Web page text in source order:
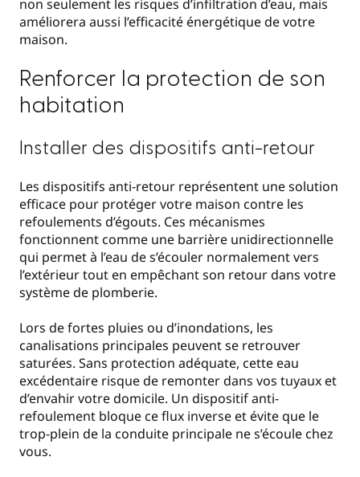
non seulement les risques d’infiltration d’eau, mais
améliorera aussi l’efficacité énergétique de votre
maison.
Renforcer la protection de son
habitation
Installer des dispositifs anti-retour
Les dispositifs anti-retour représentent une solution
efficace pour protéger votre maison contre les
refoulements d’égouts. Ces mécanismes
fonctionnent comme une barrière unidirectionnelle
qui permet à l’eau de s’écouler normalement vers
l’extérieur tout en empêchant son retour dans votre
système de plomberie.
Lors de fortes pluies ou d’inondations, les
canalisations principales peuvent se retrouver
saturées. Sans protection adéquate, cette eau
excédentaire risque de remonter dans vos tuyaux et
d’envahir votre domicile. Un dispositif anti-
refoulement bloque ce flux inverse et évite que le
trop-plein de la conduite principale ne s’écoule chez
vous.